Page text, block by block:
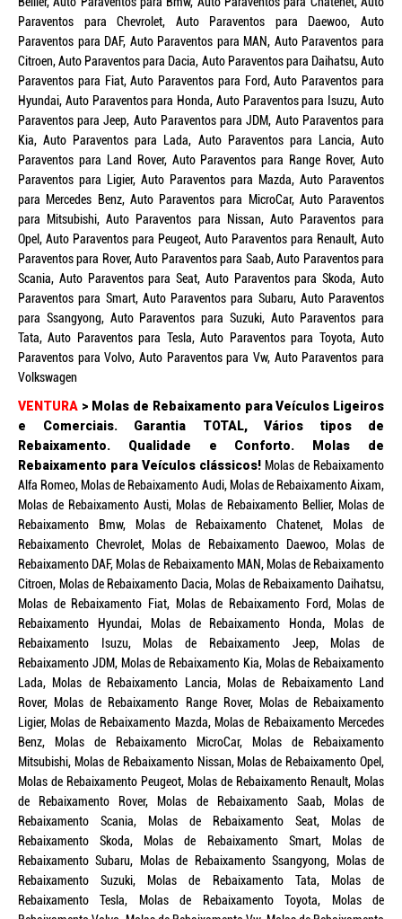
Paraventos para Chevrolet, Auto Paraventos para Daewoo, Auto
Paraventos para DAF, Auto Paraventos para MAN, Auto Paraventos para
Citroen, Auto Paraventos para Dacia, Auto Paraventos para Daihatsu, Auto
Paraventos para Fiat, Auto Paraventos para Ford, Auto Paraventos para
Hyundai, Auto Paraventos para Honda, Auto Paraventos para Isuzu, Auto
Paraventos para Jeep, Auto Paraventos para JDM, Auto Paraventos para
Kia, Auto Paraventos para Lada, Auto Paraventos para Lancia, Auto
Paraventos para Land Rover, Auto Paraventos para Range Rover, Auto
Paraventos para Ligier, Auto Paraventos para Mazda, Auto Paraventos
para Mercedes Benz, Auto Paraventos para MicroCar, Auto Paraventos
para Mitsubishi, Auto Paraventos para Nissan, Auto Paraventos para
Opel, Auto Paraventos para Peugeot, Auto Paraventos para Renault, Auto
Paraventos para Rover, Auto Paraventos para Saab, Auto Paraventos para
Scania, Auto Paraventos para Seat, Auto Paraventos para Skoda, Auto
Paraventos para Smart, Auto Paraventos para Subaru, Auto Paraventos
para Ssangyong, Auto Paraventos para Suzuki, Auto Paraventos para
Tata, Auto Paraventos para Tesla, Auto Paraventos para Toyota, Auto
Paraventos para Volvo, Auto Paraventos para Vw, Auto Paraventos para
Volkswagen
VENTURA > Molas de Rebaixamento para Veículos Ligeiros
e Comerciais. Garantia TOTAL, Vários tipos de
Rebaixamento. Qualidade e Conforto. Molas de
Rebaixamento para Veículos clássicos! Molas de Rebaixamento
Alfa Romeo, Molas de Rebaixamento Audi, Molas de Rebaixamento Aixam,
Molas de Rebaixamento Austi, Molas de Rebaixamento Bellier, Molas de
Rebaixamento Bmw, Molas de Rebaixamento Chatenet, Molas de
Rebaixamento Chevrolet, Molas de Rebaixamento Daewoo, Molas de
Rebaixamento DAF, Molas de Rebaixamento MAN, Molas de Rebaixamento
Citroen, Molas de Rebaixamento Dacia, Molas de Rebaixamento Daihatsu,
Molas de Rebaixamento Fiat, Molas de Rebaixamento Ford, Molas de
Rebaixamento Hyundai, Molas de Rebaixamento Honda, Molas de
Rebaixamento Isuzu, Molas de Rebaixamento Jeep, Molas de
Rebaixamento JDM, Molas de Rebaixamento Kia, Molas de Rebaixamento
Lada, Molas de Rebaixamento Lancia, Molas de Rebaixamento Land
Rover, Molas de Rebaixamento Range Rover, Molas de Rebaixamento
Ligier, Molas de Rebaixamento Mazda, Molas de Rebaixamento Mercedes
Benz, Molas de Rebaixamento MicroCar, Molas de Rebaixamento
Mitsubishi, Molas de Rebaixamento Nissan, Molas de Rebaixamento Opel,
Molas de Rebaixamento Peugeot, Molas de Rebaixamento Renault, Molas
de Rebaixamento Rover, Molas de Rebaixamento Saab, Molas de
Rebaixamento Scania, Molas de Rebaixamento Seat, Molas de
Rebaixamento Skoda, Molas de Rebaixamento Smart, Molas de
Rebaixamento Subaru, Molas de Rebaixamento Ssangyong, Molas de
Rebaixamento Suzuki, Molas de Rebaixamento Tata, Molas de
Rebaixamento Tesla, Molas de Rebaixamento Toyota, Molas de